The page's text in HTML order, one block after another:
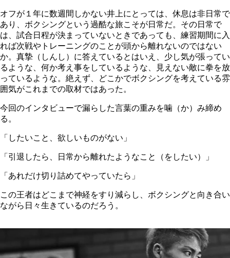
オフが１年に数週間しかない井上にとっては、休息は非日常で
あり、ボクシングという過酷な旅こそが日常だ。その日常で
は、試合日程が決まっていないときであっても、練習期間に入
れば次戦やトレーニングのことが頭から離れないのではない
か。真摯（しんし）に答えているとはいえ、少し気が張ってい
るような、何か考え事をしているような、見えない敵に拳を放
っているような。絶えず、どこかでボクシングを考えている雰
囲気がこれまでの取材ではあった。
今回のインタビューで漏らした言葉の重みを噛（か）み締め
る。
「したいこと、欲しいものがない」
「引退したら、日常から離れたようなこと（をしたい）」
「あれだけ切り詰めてやっていたら」
この王者はどこまで神経をすり減らし、ボクシングと向き合い
ながら日々生きているのだろう。